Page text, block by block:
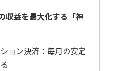
収益を最大化する「神
ョン決済：毎月の安定